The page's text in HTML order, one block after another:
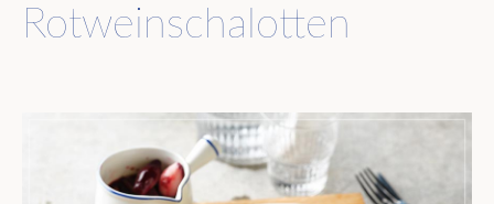
Rotweinschalotten